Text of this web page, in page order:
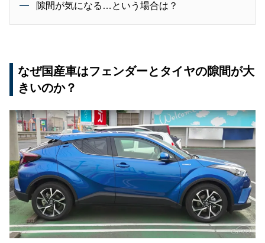
隙間が気になる…という場合は？
なぜ国産車はフェンダーとタイヤの隙間が大
きいのか？